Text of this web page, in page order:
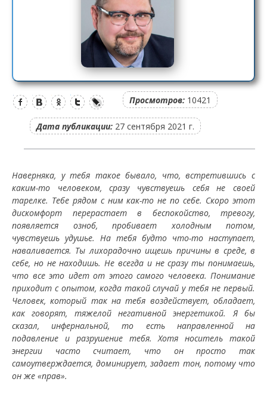
Просмотров: 10421
Дата публикации: 27 сентября 2021 г.
Наверняка, у тебя такое бывало, что, встретившись с
каким-то человеком, сразу чувствуешь себя не своей
тарелке. Тебе рядом с ним как-то не по себе. Скоро этот
дискомфорт перерастает в беспокойство, тревогу,
появляется озноб, пробивает холодным потом,
чувствуешь удушье. На тебя будто что-то наступает,
наваливается. Ты лихорадочно ищешь причины в среде, в
себе, но не находишь. Не всегда и не сразу ты понимаешь,
что все это идет от этого самого человека. Понимание
приходит с опытом, когда такой случай у тебя не первый.
Человек, который так на тебя воздействует, обладает,
как говорят, тяжелой негативной энергетикой. Я бы
сказал, инфернальной, то есть направленной на
подавление и разрушение тебя. Хотя носитель такой
энергии часто считает, что он просто так
самоутверждается, доминирует, задает тон, потому что
он же «прав».